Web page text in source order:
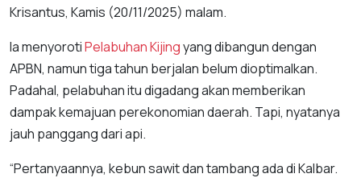
Krisantus, Kamis (20/11/2025) malam.
Ia menyorotiPelabuhan Kijingyang dibangun dengan
APBN, namun tiga tahun berjalan belum dioptimalkan.
Padahal, pelabuhan itu digadang akan memberikan
dampak kemajuan perekonomian daerah. Tapi, nyatanya
jauh panggang dari api.
“Pertanyaannya, kebun sawit dan tambang ada di Kalbar.